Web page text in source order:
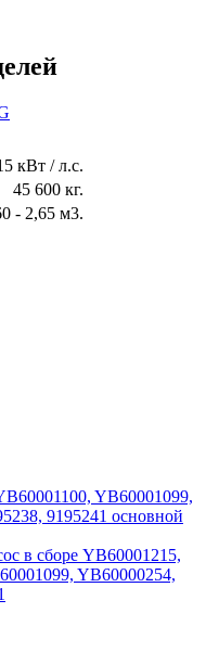
кВт / л.с.
45 600 кг.
- 2,65 м3.
в сборе YB60001215,
YB60000254,